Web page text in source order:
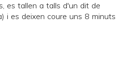
es tallen a talls d'un dit de
i es deixen coure uns 8 minuts